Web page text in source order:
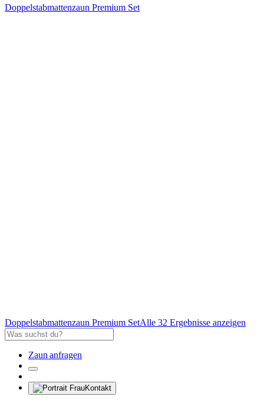
Doppelstabmattenzaun Premium Set
Doppelstabmattenzaun Premium SetAlle 32 Ergebnisse anzeigen
Zaun anfragen
Kontakt